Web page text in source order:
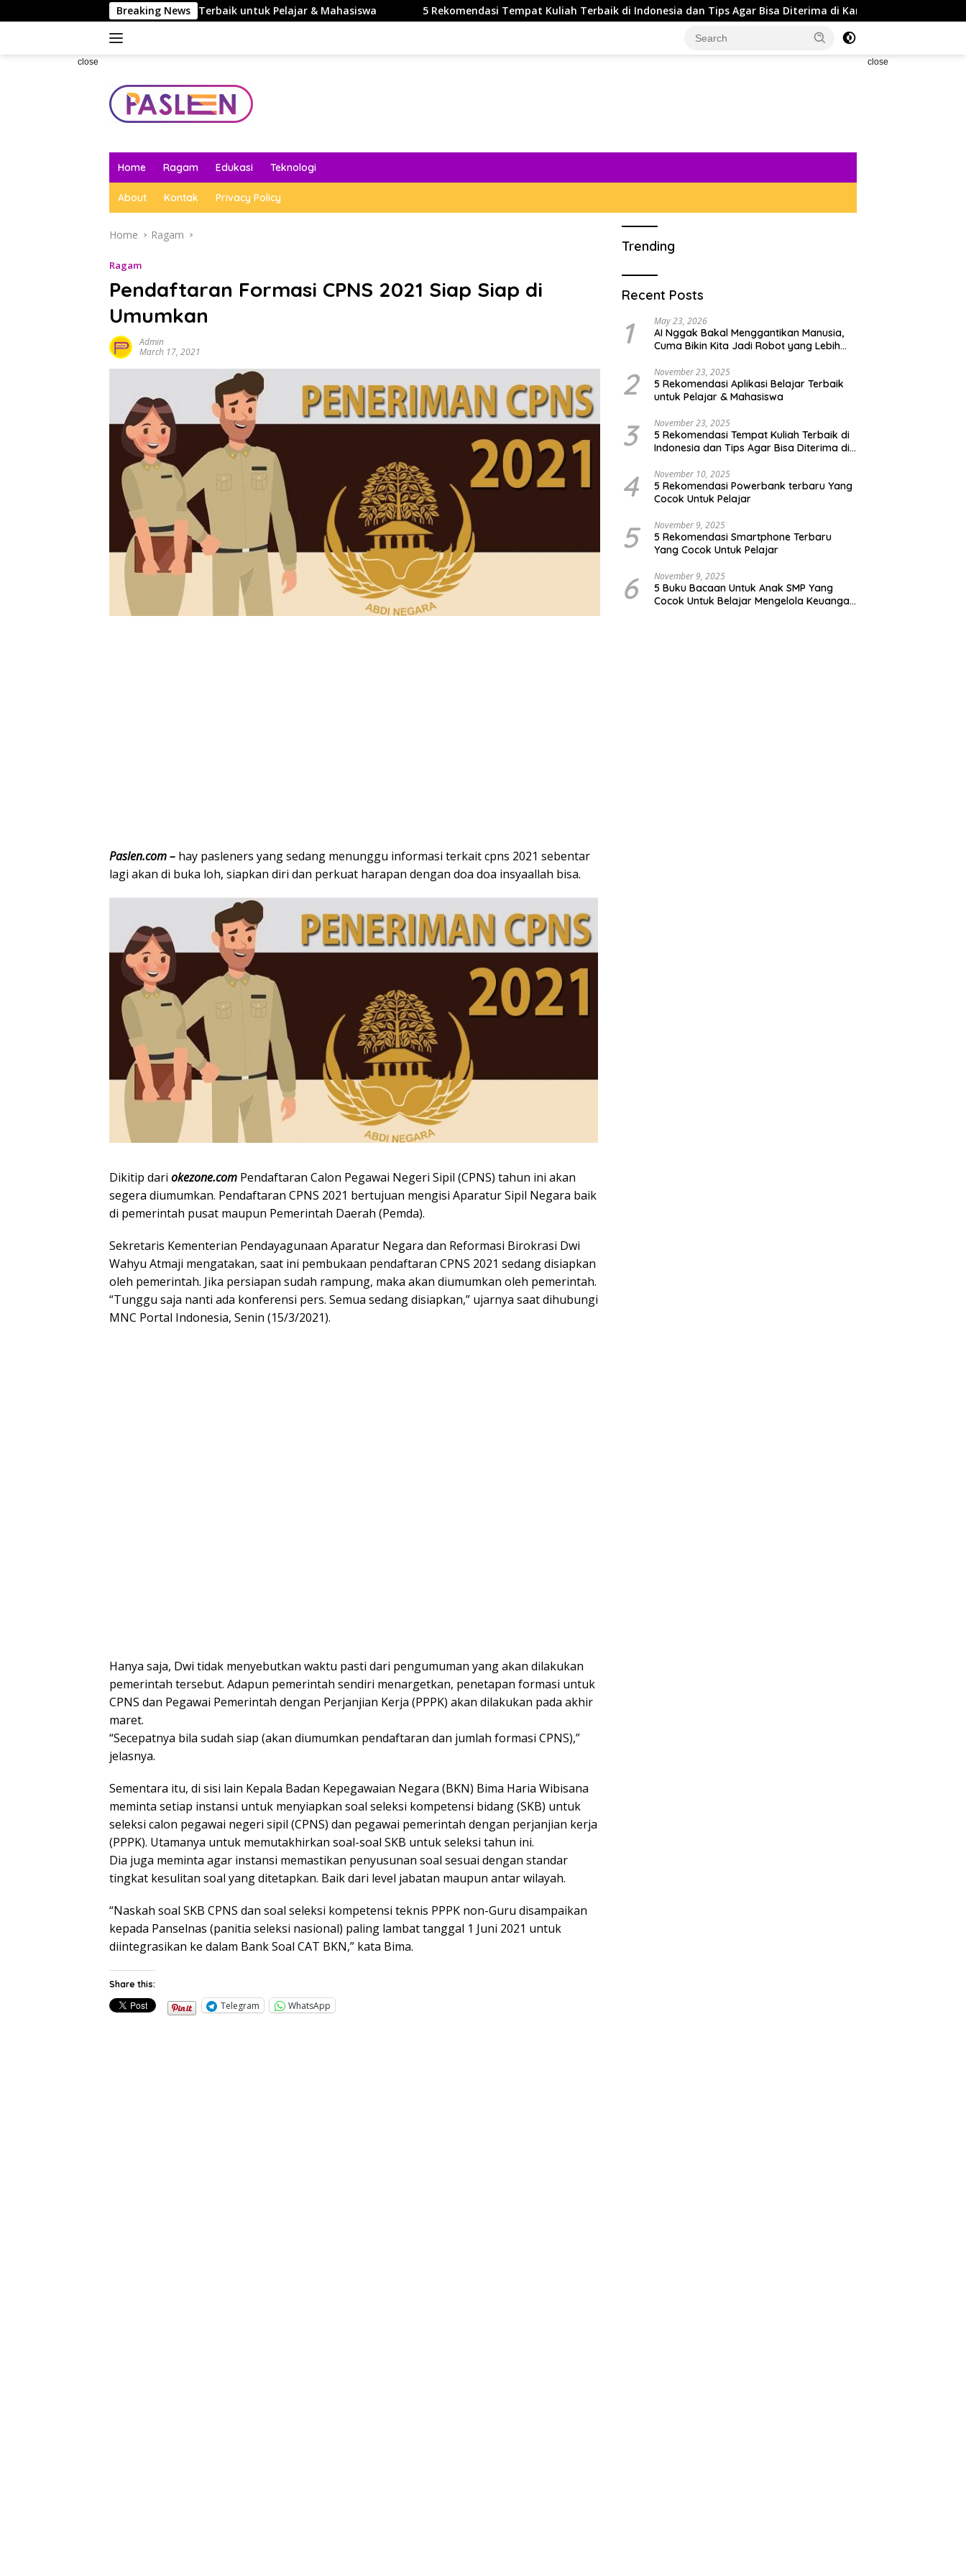
to
Breaking News
Aplikasi Belajar Terbaik untuk Pelajar & Mahasiswa 5 Rekomendasi Tempat Kuliah Terbaik di Indonesia dan Tips Agar Bisa Diterima di Kampus Terbaik
close close
Home Ragam Edukasi Teknologi
About Kontak Privacy Policy
Home Ragam
Ragam
Pendaftaran Formasi CPNS 2021 Siap Siap di
Umumkan
Admin
March 17, 2021
Paslen.com – hay pasleners yang sedang menunggu informasi terkait cpns 2021 sebentar
lagi akan di buka loh, siapkan diri dan perkuat harapan dengan doa doa insyaallah bisa.
Dikitip dari okezone.com Pendaftaran Calon Pegawai Negeri Sipil (CPNS) tahun ini akan
segera diumumkan. Pendaftaran CPNS 2021 bertujuan mengisi Aparatur Sipil Negara baik
di pemerintah pusat maupun Pemerintah Daerah (Pemda).
Sekretaris Kementerian Pendayagunaan Aparatur Negara dan Reformasi Birokrasi Dwi
Wahyu Atmaji mengatakan, saat ini pembukaan pendaftaran CPNS 2021 sedang disiapkan
oleh pemerintah. Jika persiapan sudah rampung, maka akan diumumkan oleh pemerintah.
“Tunggu saja nanti ada konferensi pers. Semua sedang disiapkan,” ujarnya saat dihubungi
MNC Portal Indonesia, Senin (15/3/2021).
Hanya saja, Dwi tidak menyebutkan waktu pasti dari pengumuman yang akan dilakukan
pemerintah tersebut. Adapun pemerintah sendiri menargetkan, penetapan formasi untuk
CPNS dan Pegawai Pemerintah dengan Perjanjian Kerja (PPPK) akan dilakukan pada akhir
maret.
“Secepatnya bila sudah siap (akan diumumkan pendaftaran dan jumlah formasi CPNS),”
jelasnya.
Sementara itu, di sisi lain Kepala Badan Kepegawaian Negara (BKN) Bima Haria Wibisana
meminta setiap instansi untuk menyiapkan soal seleksi kompetensi bidang (SKB) untuk
seleksi calon pegawai negeri sipil (CPNS) dan pegawai pemerintah dengan perjanjian kerja
(PPPK). Utamanya untuk memutakhirkan soal-soal SKB untuk seleksi tahun ini.
Dia juga meminta agar instansi memastikan penyusunan soal sesuai dengan standar
tingkat kesulitan soal yang ditetapkan. Baik dari level jabatan maupun antar wilayah.
“Naskah soal SKB CPNS dan soal seleksi kompetensi teknis PPPK non-Guru disampaikan
kepada Panselnas (panitia seleksi nasional) paling lambat tanggal 1 Juni 2021 untuk
diintegrasikan ke dalam Bank Soal CAT BKN,” kata Bima.
Share this:
Telegram WhatsApp
Trending
Recent Posts
1 May 23, 2026
AI Nggak Bakal Menggantikan Manusia,
Cuma Bikin Kita Jadi Robot yang Lebih
2 November 23, 2025
5 Rekomendasi Aplikasi Belajar Terbaik
untuk Pelajar & Mahasiswa
3 November 23, 2025
5 Rekomendasi Tempat Kuliah Terbaik di
Indonesia dan Tips Agar Bisa Diterima di
4 November 10, 2025
5 Rekomendasi Powerbank terbaru Yang
Cocok Untuk Pelajar
5 November 9, 2025
5 Rekomendasi Smartphone Terbaru
Yang Cocok Untuk Pelajar
6 November 9, 2025
5 Buku Bacaan Untuk Anak SMP Yang
Cocok Untuk Belajar Mengelola Keuangan